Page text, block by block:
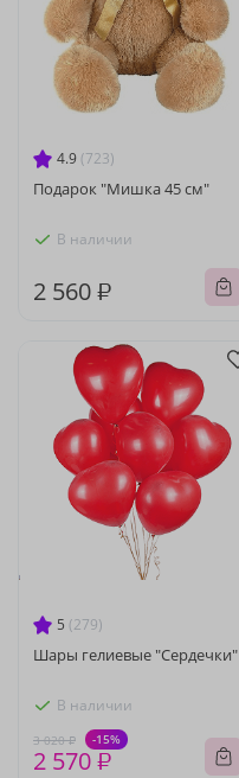
4.9 (723)
Подарок "Мишка 45 см"
В наличии
2 560 ₽
5 (279)
Шары гелиевые "Сердечки"
В наличии
3 020 ₽ -15%
2 570 ₽